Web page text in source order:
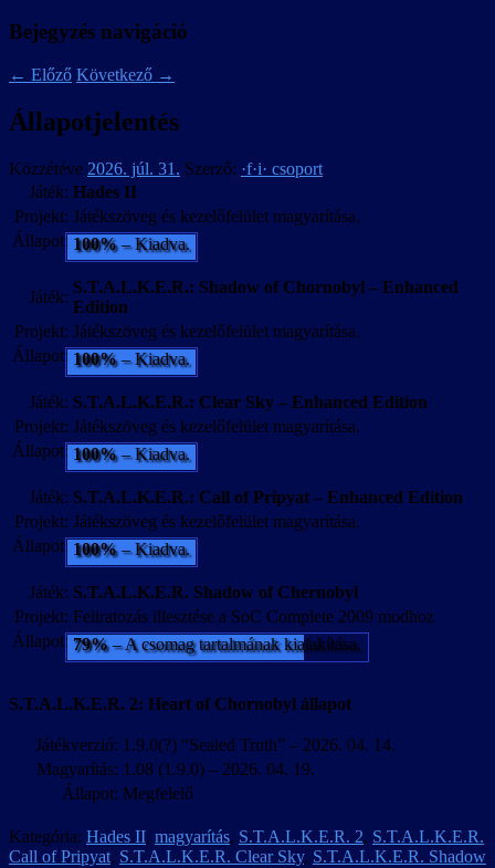
Bejegyzés navigáció
← Előző Következő →
Állapotjelentés
Közzétéve 2026. júl. 31. Szerző: ·f·i· csoport
Játék: Hades II
Projekt: Játékszöveg és kezelőfelület magyarítása.
Állapot: 100%– Kiadva.
Játék:
S.T.A.L.K.E.R.: Shadow of Chornobyl – Enhanced
Edition
Projekt: Játékszöveg és kezelőfelület magyarítása.
Állapot: 100%– Kiadva.
Játék: S.T.A.L.K.E.R.: Clear Sky – Enhanced Edition
Projekt: Játékszöveg és kezelőfelület magyarítása.
Állapot: 100%– Kiadva.
Játék: S.T.A.L.K.E.R.: Call of Pripyat – Enhanced Edition
Projekt: Játékszöveg és kezelőfelület magyarítása.
Állapot: 100%– Kiadva.
Játék: S.T.A.L.K.E.R. Shadow of Chernobyl
Projekt: Feliratozás illesztése a SoC Complete 2009 modhoz
Állapot: 79%– A csomag tartalmának kialakítása.
S.T.A.L.K.E.R. 2: Heart of Chornobyl állapot
Játékverzió: 1.9.0(?) “Sealed Truth” – 2026. 04. 14.
Magyarítás: 1.08 (1.9.0) – 2026. 04. 19.
Állapot: Megfelelő
Kategória: Hades II, magyarítás, S.T.A.L.K.E.R. 2, S.T.A.L.K.E.R.
Call of Pripyat, S.T.A.L.K.E.R. Clear Sky, S.T.A.L.K.E.R. Shadow